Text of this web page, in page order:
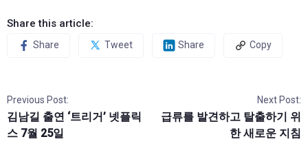
Share this article:
Share Tweet Share Copy
Previous Post:
김남길 출연 ‘트리거’ 넷플릭
스 7월 25일
Next Post:
급류를 발견하고 탈출하기 위
한 새로운 지침